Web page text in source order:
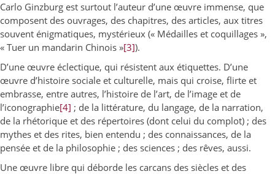
Carlo Ginzburg est surtout l’auteur d’une œuvre immense, que
composent des ouvrages, des chapitres, des articles, aux titres
souvent énigmatiques, mystérieux (« Médailles et coquillages »,
« Tuer un mandarin Chinois »[3]).
D’une œuvre éclectique, qui résistent aux étiquettes. D’une
œuvre d’histoire sociale et culturelle, mais qui croise, flirte et
embrasse, entre autres, l’histoire de l’art, de l’image et de
l’iconographie[4] ; de la littérature, du langage, de la narration,
de la rhétorique et des répertoires (dont celui du complot) ; des
mythes et des rites, bien entendu ; des connaissances, de la
pensée et de la philosophie ; des sciences ; des rêves, aussi.
Une œuvre libre qui déborde les carcans des siècles et des